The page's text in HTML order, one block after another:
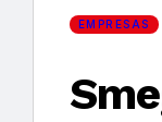
EMPRESAS